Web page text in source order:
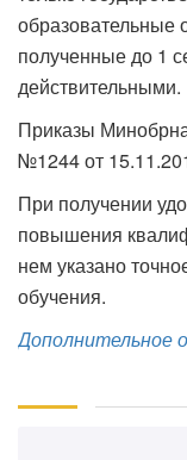
образовательные
полученные до 1
действительными.
Приказы
№1244 от
При получении
повышения
нем указано
обучения.
Дополнительное